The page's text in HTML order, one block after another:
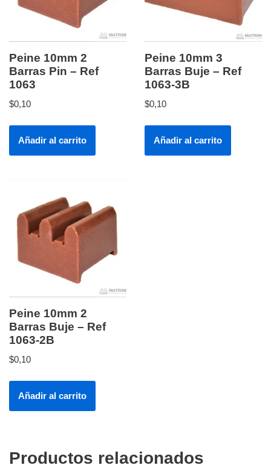
Peine 10mm 2
Barras Pin – Ref
1063
$0,10
Añadir al carrito
Peine 10mm 3
Barras Buje – Ref
1063-3B
$0,10
Añadir al carrito
Peine 10mm 2
Barras Buje – Ref
1063-2B
$0,10
Añadir al carrito
Productos relacionados